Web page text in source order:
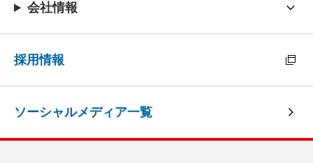
会社情報
採用情報
ソーシャルメディア一覧